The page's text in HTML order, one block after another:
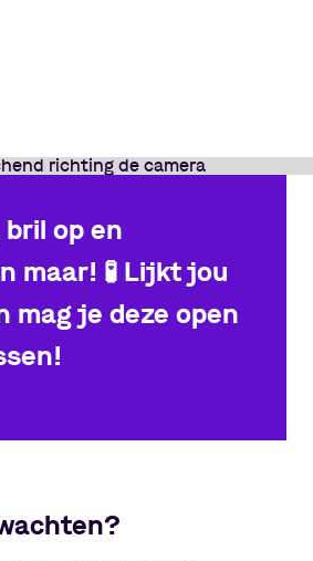
bril op en
maar! 🧪 Lijkt jou
mag je deze open